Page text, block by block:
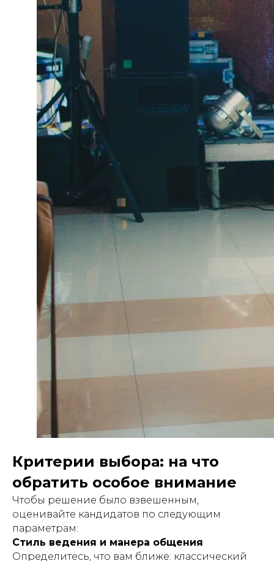
Критерии выбора: на что
обратить особое внимание
Чтобы решение было взвешенным,
оценивайте кандидатов по следующим
параметрам:
Стиль ведения и манера общения
Определитесь, что вам ближе: классический